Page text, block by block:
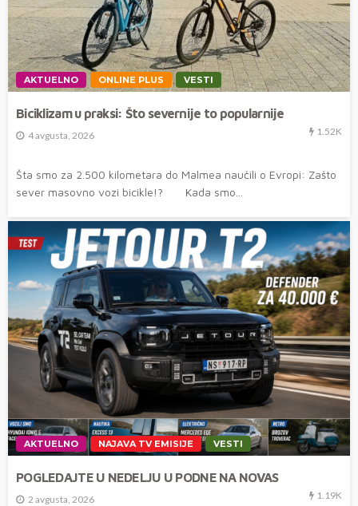
AKTUELNO ONLINE PLUS VESTI
Biciklizam u praksi: Što severnije to popularnije
4 avgusta, 2026 1.52K
Šta smo za 2.500 kilometara do Malmea naučili o Evropi: Zašto
sever masovno vozi bicikle!? Kada smo...
AKTUELNO NAJAVA TV EMISIJE VESTI
POGLEDAJTE U NEDELJU U PODNE NA NOVAS
2 avgusta, 2026 1.19K